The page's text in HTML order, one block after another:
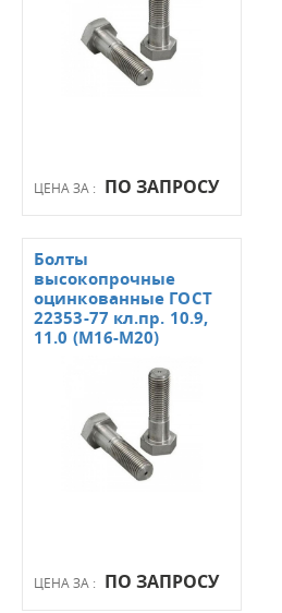
ЦЕНА ЗА : ПО ЗАПРОСУ
ЦЕНА ЗА : ПО ЗАПРОСУ
Болты
высокопрочные
оцинкованные ГОСТ
22353-77 кл.пр. 10.9,
11.0 (М16-М20)